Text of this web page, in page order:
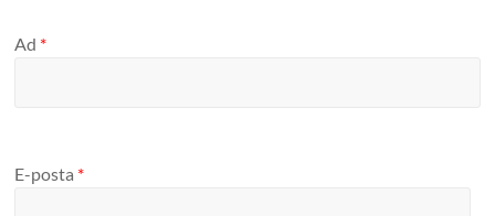
Ad *
E-posta *